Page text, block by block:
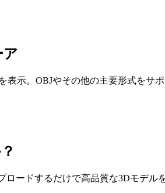
ア
示。OBJやその他の主要形式をサポ
ードするだけで高品質な3Dモデ